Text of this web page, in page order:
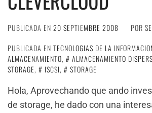
PUBLICADA EN 20 SEPTIEMBRE 2008 POR
PUBLICADA EN TECNOLOGIAS DE LA
ALMACENAMIENTO, ALMACENAMIENTO
STORAGE, ISCSI,
STORAGE
Hola, Aprovechando que ando
de storage, he dado con una